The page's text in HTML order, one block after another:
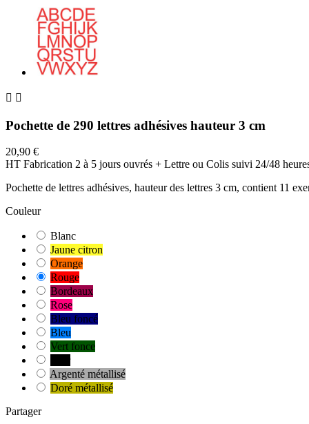
 
Pochette de 290 lettres adhésives hauteur 3 cm
20,90 €
HT Fabrication 2 à 5 jours ouvrés + Lettre ou Colis suivi 24/48
Pochette de lettres adhésives, hauteur des lettres 3 cm, contient 11
Couleur
Blanc
Jaune citron
Orange
Rouge
Bordeaux
Rose
Bleu foncé
Bleu
Vert fonce
Argenté métallisé
Doré métallisé
Partager